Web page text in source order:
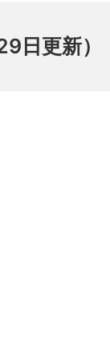
日更新）